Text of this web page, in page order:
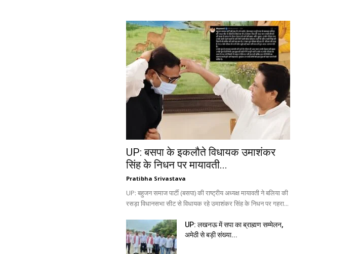
UP: बसपा के इकलौते विधायक उमाशंकर
सिंह के निधन पर मायावती...
Pratibha Srivastava
UP: बहुजन समाज पार्टी (बसपा) की राष्ट्रीय अध्यक्ष मायावती ने बलिया की
रसड़ा विधानसभा सीट से विधायक रहे उमाशंकर सिंह के निधन पर गहरा...
UP: लखनऊ में सपा का ब्राह्मण सम्मेलन,
अमेठी से बड़ी संख्या...